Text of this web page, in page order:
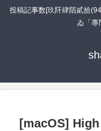
投稿記事数[玖阡肆陌貳拾
ゐ「專
[macOS]